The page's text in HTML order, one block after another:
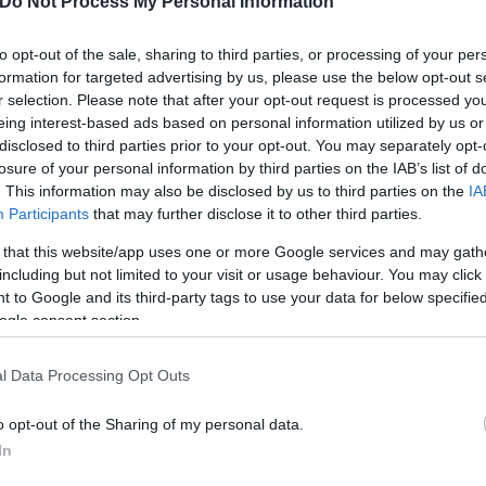
opt-out of the sale, sharing to third parties, or processing of your
for targeted advertising by us, please use the below opt-out
selection. Please note that after your opt-out request is processed
interest-based ads based on personal information utilized by us
to third parties prior to your opt-out. You may separately
of your personal information by third parties on the IAB’s list of
This information may also be disclosed by us to third parties on the
Participants that may further disclose it to other third parties.
that this website/app uses one or more Google services and may
but not limited to your visit or usage behaviour. You may
to Google and its third-party tags to use your data for below
consent section.
Data Processing Opt Outs
opt-out of the Sharing of my personal data.
αξιωματούχοι έκαναν δηλώσεις καταδίκης της
θα καταστρέψει σημαντικούς
στρατιωτικές ενέργειες» όπως προληπτικά
Πιονγκγιάνγκ δεν θέλει πόλεμο, διότι αυτός θα
και δεν θεωρεί τη Σεούλ τον βασικό της εχθρό.
στρατός προχωρήσει σε επίθεση
μας», επέμεινε.
τυφλώνεται από λάθος κρίση είτε όχι– επιλέξει